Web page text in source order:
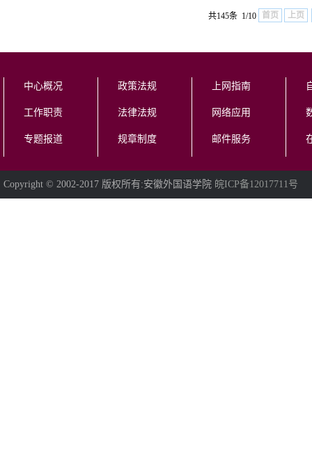
共145条 1/10 首页 上页
中心概况
工作职责
专题报道
政策法规
法律法规
规章制度
上网指南
网络应用
邮件服务
Copyright © 2002-2017 版权所有:安徽外国语学院 皖ICP备12017711号